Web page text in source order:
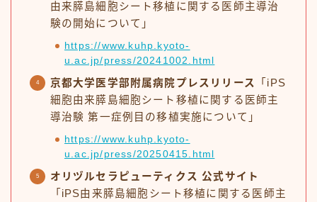
由来膵島細胞シート移植に関する医師主導治
験の開始について」
https://www.kuhp.kyoto-
u.ac.jp/press/20241002.html
京都大学医学部附属病院プレスリリース
「iPS
細胞由来膵島細胞シート移植に関する医師主
導治験 第一症例目の移植実施について」
https://www.kuhp.kyoto-
u.ac.jp/press/20250415.html
オリヅルセラピューティクス 公式サイト
「iPS由来膵島細胞シート移植に関する医師主